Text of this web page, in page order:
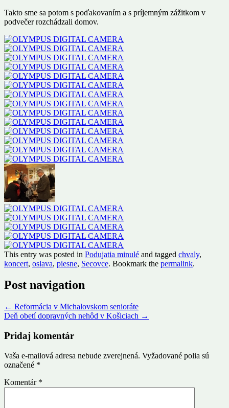
Takto sme sa potom s poďakovaním a s príjemným zážitkom v
podvečer rozchádzali domov.
This entry was posted in Podujatia minulé and tagged chvaly,
koncert, oslava, piesne, Secovce. Bookmark the permalink.
Post navigation
← Reformácia v Michalovskom senioráte
Deň obetí dopravných nehôd v Košiciach →
Pridaj komentár
Vaša e-mailová adresa nebude zverejnená. Vyžadované polia sú
označené *
Komentár *